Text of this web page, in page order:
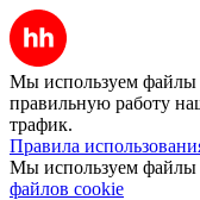
Мы используем файлы
правильную работу
трафик.
Правила
Мы используем файлы
файлов cookie